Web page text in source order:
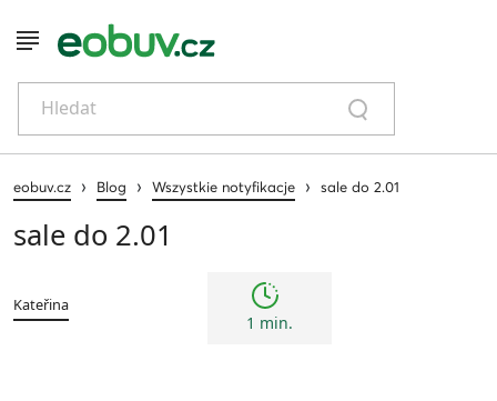
Hledat
eobuv.cz › Blog › Wszystkie notyfikacje › sale do 2.01
sale do 2.01
Kateřina
1 min.